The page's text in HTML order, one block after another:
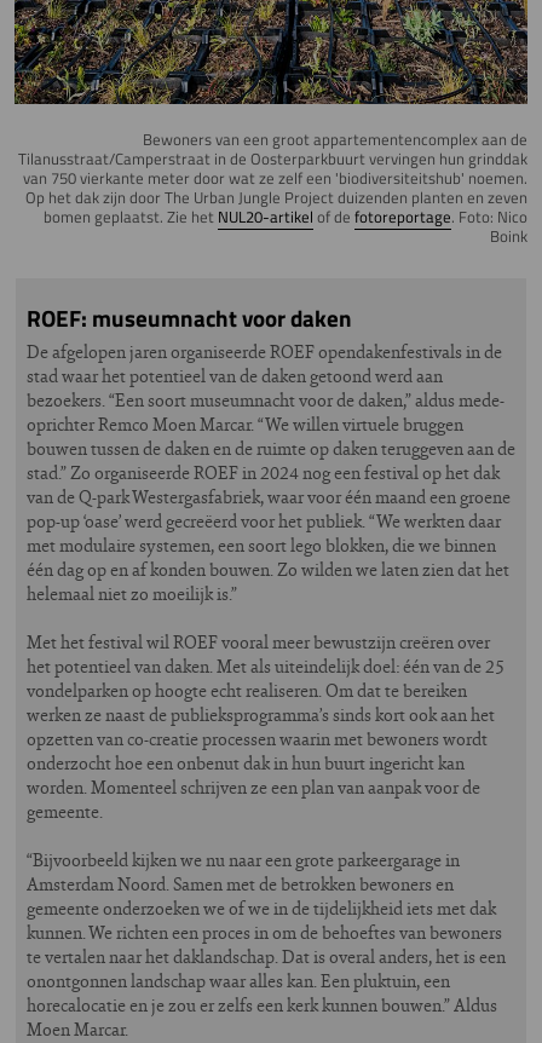
Bewoners van een groot appartementencomplex aan de
Tilanusstraat/Camperstraat in de Oosterparkbuurt vervingen hun grinddak
van 750 vierkante meter door wat ze zelf een 'biodiversiteitshub' noemen.
Op het dak zijn door The Urban Jungle Project duizenden planten en zeven
bomen geplaatst. Zie het NUL20-artikel of de fotoreportage. Foto: Nico
Boink
ROEF: museumnacht voor daken
De afgelopen jaren organiseerde ROEF opendakenfestivals in de
stad waar het potentieel van de daken getoond werd aan
bezoekers. “Een soort museumnacht voor de daken,” aldus mede-
oprichter Remco Moen Marcar. “We willen virtuele bruggen
bouwen tussen de daken en de ruimte op daken teruggeven aan de
stad.” Zo organiseerde ROEF in 2024 nog een festival op het dak
van de Q-park Westergasfabriek, waar voor één maand een groene
pop-up ‘oase’ werd gecreëerd voor het publiek. “We werkten daar
met modulaire systemen, een soort lego blokken, die we binnen
één dag op en af konden bouwen. Zo wilden we laten zien dat het
helemaal niet zo moeilijk is.”
Met het festival wil ROEF vooral meer bewustzijn creëren over
het potentieel van daken. Met als uiteindelijk doel: één van de 25
vondelparken op hoogte echt realiseren. Om dat te bereiken
werken ze naast de publieksprogramma’s sinds kort ook aan het
opzetten van co-creatie processen waarin met bewoners wordt
onderzocht hoe een onbenut dak in hun buurt ingericht kan
worden. Momenteel schrijven ze een plan van aanpak voor de
gemeente.
“Bijvoorbeeld kijken we nu naar een grote parkeergarage in
Amsterdam Noord. Samen met de betrokken bewoners en
gemeente onderzoeken we of we in de tijdelijkheid iets met dak
kunnen. We richten een proces in om de behoeftes van bewoners
te vertalen naar het daklandschap. Dat is overal anders, het is een
onontgonnen landschap waar alles kan. Een pluktuin, een
horecalocatie en je zou er zelfs een kerk kunnen bouwen.” Aldus
Moen Marcar.